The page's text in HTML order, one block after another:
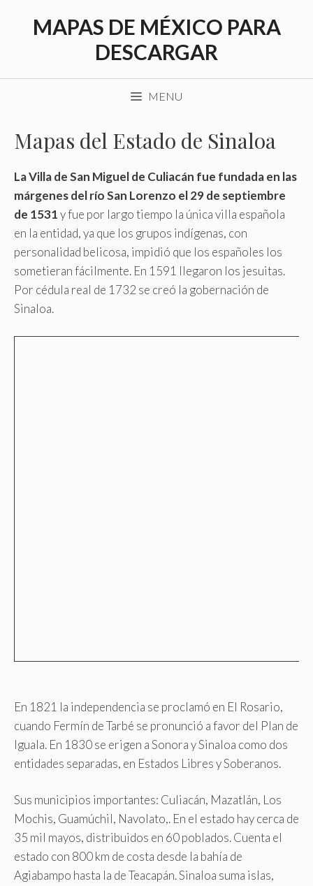
MAPAS DE MÉXICO PARA
DESCARGAR
MENU
Mapas del Estado de Sinaloa
La Villa de San Miguel de Culiacán fue fundada en las
márgenes del río San Lorenzo el 29 de septiembre
de 1531y fue por largo tiempo la única villa española
en la entidad, ya que los grupos indígenas, con
personalidad belicosa, impidió que los españoles los
sometieran fácilmente. En 1591 llegaron los jesuitas.
Por cédula real de 1732 se creó la gobernación de
Sinaloa.
En 1821 la independencia se proclamó en El Rosario,
cuando Fermín de Tarbé se pronunció a favor del Plan de
Iguala. En 1830 se erigen a Sonora y Sinaloa como dos
entidades separadas, en Estados Libres y Soberanos.
Sus municipios importantes: Culiacán, Mazatlán, Los
Mochis, Guamúchil, Navolato,. En el estado hay cerca de
35 mil mayos, distribuidos en 60 poblados. Cuenta el
estado con 800 km de costa desde la bahía de
Agiabampo hasta la de Teacapán. Sinaloa suma islas,